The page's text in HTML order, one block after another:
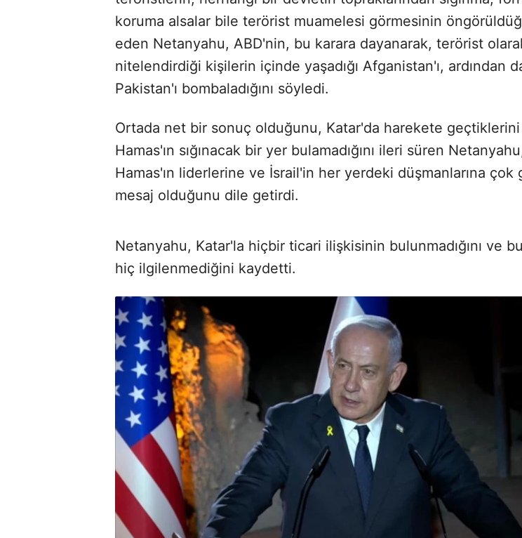
koruma alsalar bile terörist muamelesi görmesinin
eden Netanyahu, ABD'nin, bu karara dayanarak, terörist
nitelendirdiği kişilerin içinde yaşadığı Afganistan'ı, ardından
Pakistan'ı bombaladığını söyledi.
Ortada net bir sonuç olduğunu, Katar'da harekete
Hamas'ın sığınacak bir yer bulamadığını ileri süren
Hamas'ın liderlerine ve İsrail'in her yerdeki düşmanlarına çok
mesaj olduğunu dile getirdi.
Netanyahu, Katar'la hiçbir ticari ilişkisinin bulunmadığını ve
hiç ilgilenmediğini kaydetti.